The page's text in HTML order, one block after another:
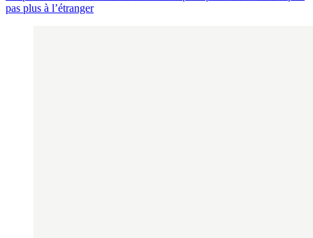
pas plus à l’étranger